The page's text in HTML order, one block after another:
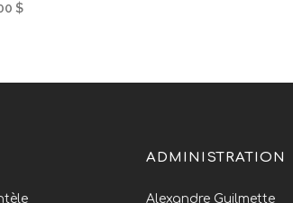
$
ADMINISTRATION
Alexandre Guilmette